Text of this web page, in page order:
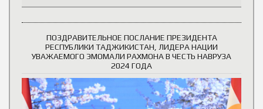
ПОЗДРАВИТЕЛЬНОЕ ПОСЛАНИЕ ПРЕЗИДЕНТА
РЕСПУБЛИКИ ТАДЖИКИСТАН, ЛИДЕРА НАЦИИ
УВАЖАЕМОГО ЭМОМАЛИ РАХМОНА В ЧЕСТЬ НАВРУЗА
2024 ГОДА